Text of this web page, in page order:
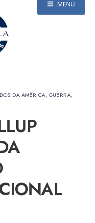
MENU
DA AMÉRICA, GUERRA,